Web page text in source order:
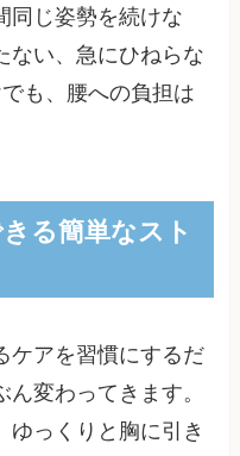
同じ姿勢を続けな
ない、急にひねらな
も、腰への負担は
る簡単なスト
ケアを習慣にするだ
変わってきます。
ゆっくりと胸に引き